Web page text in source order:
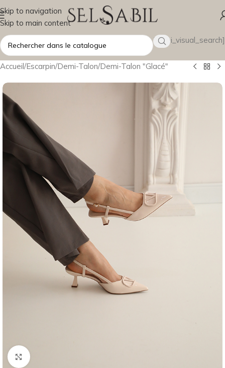
Skip to navigation
Skip to main content
[wsbi_visual_search]
Accueil/Escarpin/Demi-Talon/Demi-Talon "Glacé"
Agrandir